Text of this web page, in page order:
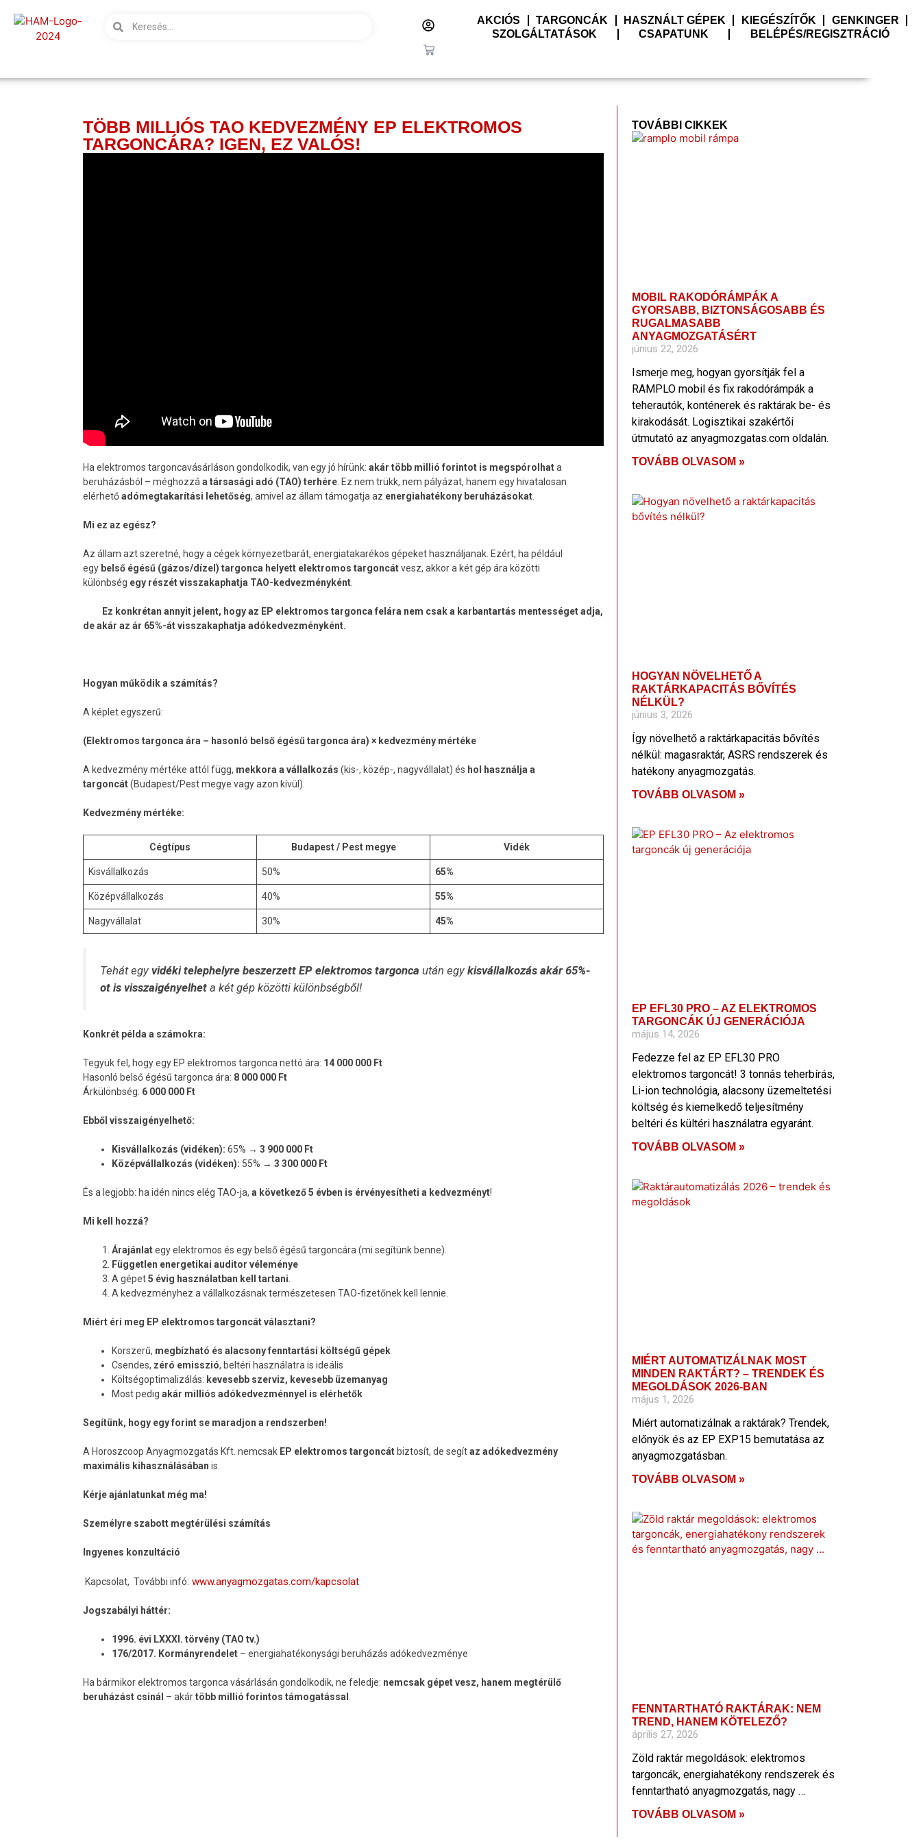
AKCIÓS TARGONCÁK HASZNÁLT GÉPEK KIEGÉSZÍTŐK
GENKINGER
SZOLGÁLTATÁSOK
CSAPATUNK BELÉPÉS/REGISZTRÁCIÓ
TÖBB MILLIÓS TAO KEDVEZMÉNY EP ELEKTROMOS
TARGONCÁRA? IGEN, EZ VALÓS!
Ha elektromos targoncavásárláson gondolkodik, van egy jó hírünk: akár több millió forintot is megspórolhata
beruházásból – méghozzá a társasági adó (TAO) terhére . Ez nem trükk, nem pályázat, hanem egy hivatalosan
elérhetőadómegtakarítási lehetőség, amivel az állam támogatja az energiahatékony beruházásokat
Mi ez az egész?
Az állam azt szeretné, hogy a cégek környezetbarát, energiatakarékos gépeket használjanak. Ezért, ha például
egy belső égésű (gázos/dízel) targonca helyett elektromos targoncátvesz, akkor a két gép ára közötti
különbség egy részét visszakaphatja TAO-kedvezményként
Ez konkrétan annyit jelent, hogy az EP elektromos targonca felára nem csak a karbantartás mentességet adja,
de akár az ár 65%-át visszakaphatja adókedvezményként.
Hogyan működik a számítás?
A képlet egyszerű:
(Elektromos targonca ára – hasonló belső égésű targonca ára) × kedvezmény mértéke
A kedvezmény mértéke attól függ, mekkora a vállalkozás (kis-, közép-, nagyvállalat) és hol használja a
targoncát(Budapest/Pest megye vagy azon kívül).
Kedvezmény mértéke:
Cégtípus Budapest / Pest megye Vidék
Kisvállalkozás 50% 65%
Középvállalkozás 40% 55%
Nagyvállalat 30% 45%
Tehát egy vidéki telephelyre beszerzett EP elektromos targonca után egy kisvállalkozás akár 65%-
ot is visszaigényelhet a két gép közötti különbségből!
Konkrét példa a számokra:
Tegyük fel, hogy egy EP elektromos targonca nettó ára: 14 000 000 Ft
Hasonló belső égésű targonca ára: 8 000 000 Ft
Árkülönbség: 6 000 000 Ft
Ebből visszaigényelhető:
Kisvállalkozás (vidéken): 65% → 3 900 000 Ft
Középvállalkozás (vidéken): 55% → 3 300 000 Ft
És a legjobb: ha idén nincs elég TAO-ja, a következő 5 évben is érvényesítheti a kedvezményt!
Mi kell hozzá?
Árajánlategy elektromos és egy belső égésű targoncára (mi segítünk benne).
Független energetikai auditor véleménye
A gépet5 évig használatban kell tartani
A kedvezményhez a vállalkozásnak természetesen TAO-fizetőnek kell lennie.
Miért éri meg EP elektromos targoncát választani?
Korszerű, megbízható és alacsony fenntartási költségű gépek
Csendes, zéró emisszió, beltéri használatra is ideális
Költségoptimalizálás: kevesebb szerviz, kevesebb üzemanyag
Most pedig akár milliós adókedvezménnyel is elérhetők
Segítünk, hogy egy forint se maradjon a rendszerben!
A Horoszcoop Anyagmozgatás Kft. nemcsak EP elektromos targoncát biztosít, de segítaz adókedvezmény
maximális kihasználásában is.
Kérje ajánlatunkat még ma!
Személyre szabott megtérülési számítás
Ingyenes konzultáció
Kapcsolat, További infó: www.anyagmozgatas.com/kapcsolat
Jogszabályi háttér:
1996. évi LXXXI. törvény (TAO tv.)
176/2017. Kormányrendelet – energiahatékonysági beruházás adókedvezménye
Ha bármikor elektromos targonca vásárlásán gondolkodik, ne feledje: nemcsak gépet vesz, hanem megtérülő
beruházást csinál – akártöbb millió forintos támogatással
TOVÁBBI CIKKEK
MOBIL RAKODÓRÁMPÁK A
GYORSABB, BIZTONSÁGOSABB ÉS
RUGALMASABB
ANYAGMOZGATÁSÉRT
június 22, 2026
Ismerje meg, hogyan gyorsítják fel a
RAMPLO mobil és fix rakodórámpák a
teherautók, konténerek és raktárak be- és
kirakodását. Logisztikai szakértői
útmutató az anyagmozgatas.com oldalán.
TOVÁBB OLVASOM »
HOGYAN NÖVELHETŐ A
RAKTÁRKAPACITÁS BŐVÍTÉS
NÉLKÜL?
június 3, 2026
Így növelhető a raktárkapacitás bővítés
nélkül: magasraktár, ASRS rendszerek és
hatékony anyagmozgatás.
TOVÁBB OLVASOM »
EP EFL30 PRO – AZ ELEKTROMOS
TARGONCÁK ÚJ GENERÁCIÓJA
május 14, 2026
Fedezze fel az EP EFL30 PRO
elektromos targoncát! 3 tonnás teherbírás,
Li-ion technológia, alacsony üzemeltetési
költség és kiemelkedő teljesítmény
beltéri és kültéri használatra egyaránt.
TOVÁBB OLVASOM »
MIÉRT AUTOMATIZÁLNAK MOST
MINDEN RAKTÁRT? – TRENDEK ÉS
MEGOLDÁSOK 2026-BAN
május 1, 2026
Miért automatizálnak a raktárak? Trendek,
előnyök és az EP EXP15 bemutatása az
anyagmozgatásban.
TOVÁBB OLVASOM »
FENNTARTHATÓ RAKTÁRAK: NEM
TREND, HANEM KÖTELEZŐ?
április 27, 2026
Zöld raktár megoldások: elektromos
targoncák, energiahatékony rendszerek és
fenntartható anyagmozgatás, nagy …
TOVÁBB OLVASOM »